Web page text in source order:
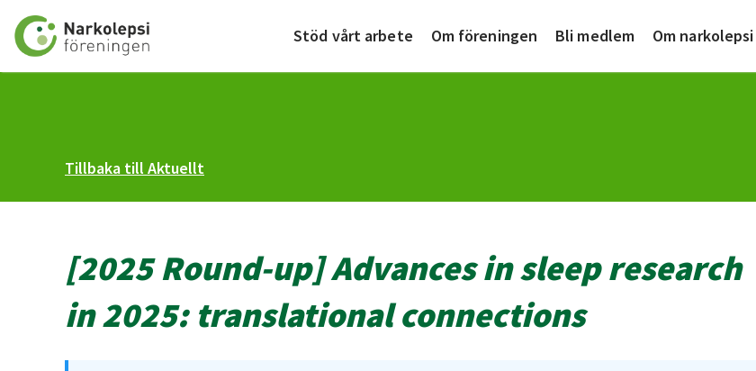
Till startsidan Stöd vårt arbete Om föreningen Bli medlem Om narkolepsi
Tillbaka till Aktuellt
[2025 Round-up] Advances in sleep research
in 2025: translational connections